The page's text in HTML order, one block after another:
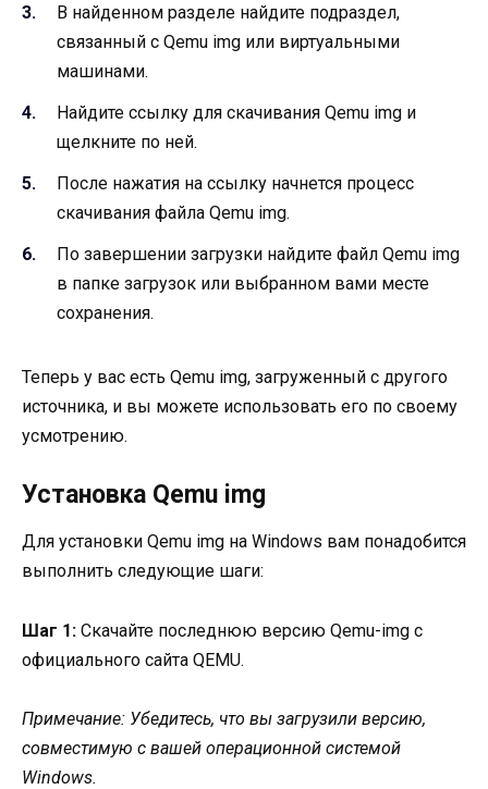
В найденном разделе найдите подраздел,
связанный с Qemu img или виртуальными
машинами.
Найдите ссылку для скачивания Qemu img и
щелкните по ней.
После нажатия на ссылку начнется процесс
скачивания файла Qemu img.
По завершении загрузки найдите файл Qemu img
в папке загрузок или выбранном вами месте
сохранения.
Теперь у вас есть Qemu img, загруженный с другого
источника, и вы можете использовать его по своему
усмотрению.
Установка Qemu img
Для установки Qemu img на Windows вам понадобится
выполнить следующие шаги:
Шаг 1: Скачайте последнюю версию Qemu-img с
официального сайта QEMU.
Примечание: Убедитесь, что вы загрузили версию,
совместимую с вашей операционной системой
Windows.